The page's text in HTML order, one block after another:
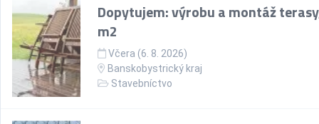
Dopytujem: výrobu a montáž
m2
Včera (6. 8. 2026)
Banskobystrický kraj
Stavebníctvo